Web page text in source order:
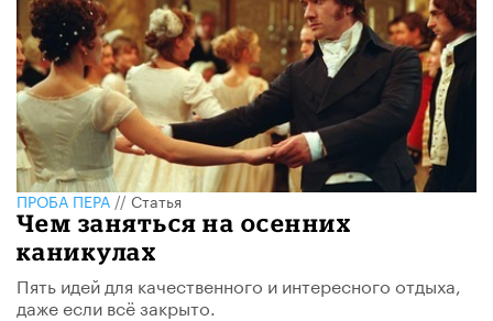
ПРОБА ПЕРА//Статья
Чем заняться на осенних
каникулах
Пять идей для качественного и интересного отдыха,
даже если всё закрыто.